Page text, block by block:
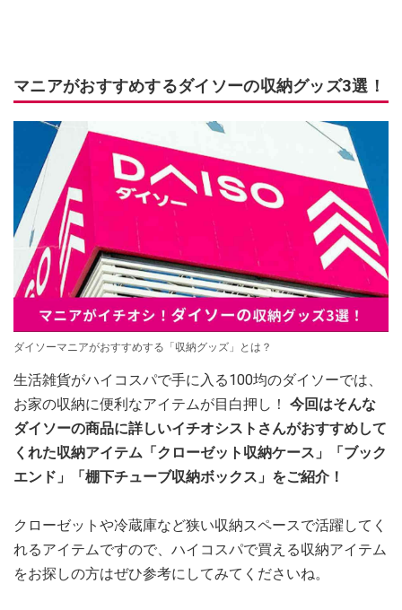
マニアがおすすめするダイソーの収納グッズ3選！
ダイソーマニアがおすすめする「収納グッズ」とは？
生活雑貨がハイコスパで手に入る100均のダイソーでは、
お家の収納に便利なアイテムが目白押し！ 今回はそんな
ダイソーの商品に詳しいイチオシストさんがおすすめして
くれた収納アイテム「クローゼット収納ケース」「ブック
エンド」「棚下チューブ収納ボックス」をご紹介！
クローゼットや冷蔵庫など狭い収納スペースで活躍してく
れるアイテムですので、ハイコスパで買える収納アイテム
をお探しの方はぜひ参考にしてみてくださいね。